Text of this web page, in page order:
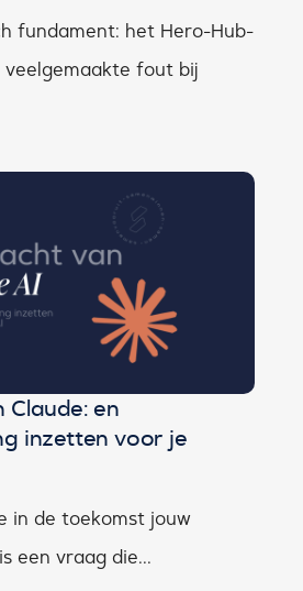
fundament: het Hero-Hub-
veelgemaakte fout bij
Claude: en
inzetten voor je
in de toekomst jouw
een vraag die...